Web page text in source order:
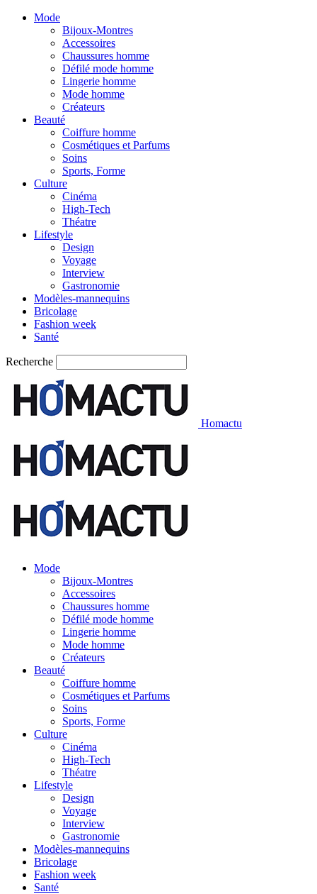
Mode
Bijoux-Montres
Accessoires
Chaussures homme
Défilé mode homme
Lingerie homme
Mode homme
Créateurs
Beauté
Coiffure homme
Cosmétiques et Parfums
Soins
Sports, Forme
Culture
Cinéma
High-Tech
Théatre
Lifestyle
Design
Voyage
Interview
Gastronomie
Modèles-mannequins
Bricolage
Fashion week
Santé
Recherche
Homactu
Mode
Bijoux-Montres
Accessoires
Chaussures homme
Défilé mode homme
Lingerie homme
Mode homme
Créateurs
Beauté
Coiffure homme
Cosmétiques et Parfums
Soins
Sports, Forme
Culture
Cinéma
High-Tech
Théatre
Lifestyle
Design
Voyage
Interview
Gastronomie
Modèles-mannequins
Bricolage
Fashion week
Santé